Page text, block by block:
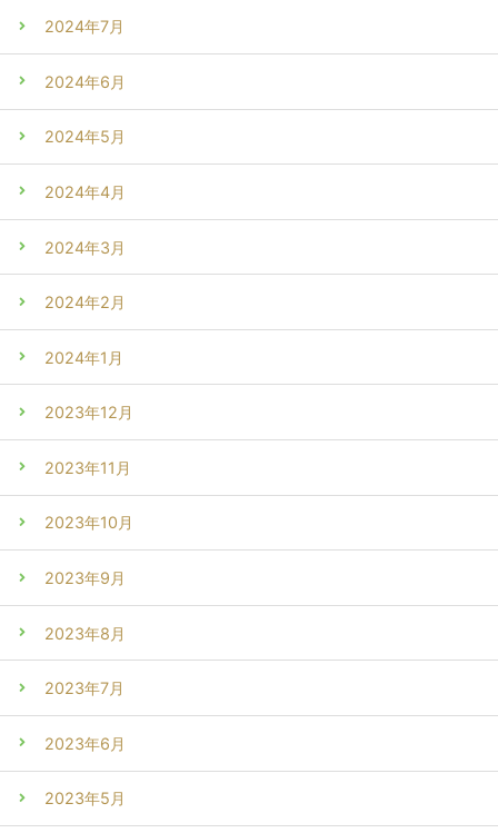
2024年7月
2024年6月
2024年5月
2024年4月
2024年3月
2024年2月
2024年1月
2023年12月
2023年11月
2023年10月
2023年9月
2023年8月
2023年7月
2023年6月
2023年5月